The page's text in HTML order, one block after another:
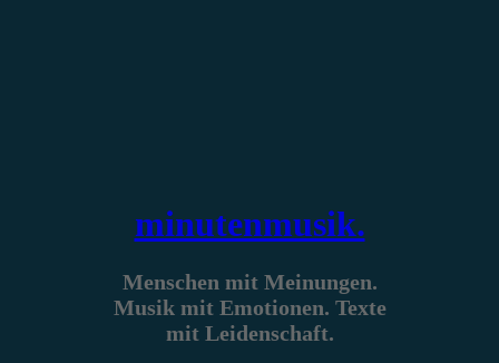
minutenmusik.
Menschen mit Meinungen.
Musik mit Emotionen. Texte
mit Leidenschaft.